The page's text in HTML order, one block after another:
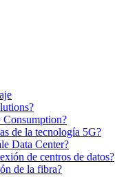
de la tecnología 5G?
Data Center?
de centros de datos?
de la fibra?